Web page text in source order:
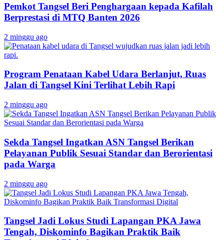
Pemkot Tangsel Beri Penghargaan kepada Kafilah
Berprestasi di MTQ Banten 2026
2 minggu ago
Program Penataan Kabel Udara Berlanjut, Ruas
Jalan di Tangsel Kini Terlihat Lebih Rapi
2 minggu ago
Sekda Tangsel Ingatkan ASN Tangsel Berikan
Pelayanan Publik Sesuai Standar dan Berorientasi
pada Warga
2 minggu ago
Tangsel Jadi Lokus Studi Lapangan PKA Jawa
Tengah, Diskominfo Bagikan Praktik Baik